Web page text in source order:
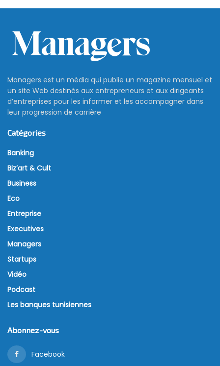
Les États-Unis imposent la
suspension de Fable 5 et
Mythos 5 d’Anthropic. Voici
pourquoi
15 juin 2026
Un ordre du gouvernement américain vient de forcer
la désactivation immédiate des modèles Fable 5 et
Mythos 5, développés par Anthropic. Et ce, parce
et des risques de contournement des systèmes de
protection des IA.
Selon un communiqué publié le 12 juin 2026 par
exportations a été émise par les autorités
à ces modèles pour toute personne étrangère, y
compris les employés non américains de la société,
qu’ils se trouvent aux États-Unis ou à l’étranger. Face